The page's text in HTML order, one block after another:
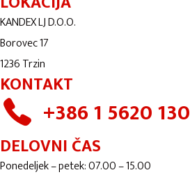
KANDEX LJ D.O.O.
Borovec 17
1236 Trzin
KONTAKT
+386 1 5620 130
DELOVNI ČAS
Ponedeljek – petek: 07.00 – 15.00